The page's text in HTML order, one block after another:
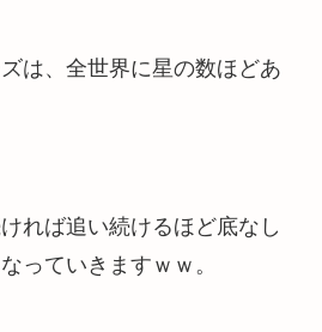
は、全世界に星の数ほどあ
れば追い続けるほど底なし
っていきますｗｗ。